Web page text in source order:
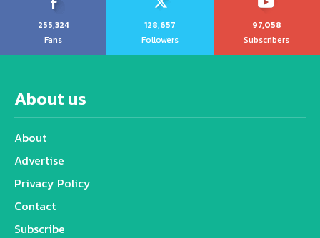
255,324
Fans
128,657
Followers
97,058
Subscribers
About us
About
Advertise
Privacy Policy
Contact
Subscribe